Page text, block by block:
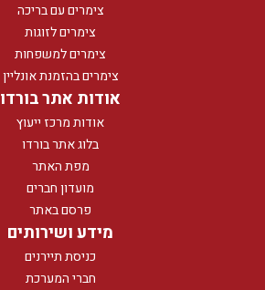
צימרים עם בריכה
צימרים לזוגות
צימרים למשפחות
צימרים בהזמנת אונליין
אודות אתר בורדו
אודות מרכז ייעוץ
בלוג אתר בורדו
מפת האתר
מועדון חברים
פרסם באתר
מידע ושירותים
כניסת תיירנים
חברי המערכת